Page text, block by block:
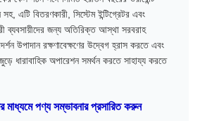
এটি বিতরণকারী, সিস্টেম ইন্টিগ্রেটর এবং
ব্যবসায়ীদের জন্য অতিরিক্ত আস্থা সরবরাহ
উপাদান রক্ষণাবেক্ষণের উদ্বেগ হ্রাস করতে এবং
ধারাবাহিক অপারেশন সমর্থন করতে সাহায্য করতে
পণ্য সম্ভাবনার প্রসারিত করুন